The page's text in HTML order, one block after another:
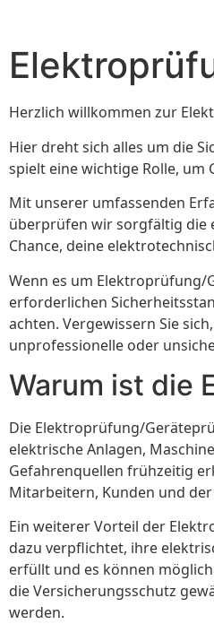
Herzlich willkommen zur
Hier dreht sich alles um die
spielt eine wichtige Rolle,
Mit unserer umfassenden
überprüfen wir sorgfältig die
Chance, deine
Wenn es um Elektroprüfung/
erforderlichen
achten. Vergewissern Sie
unprofessionelle oder
Warum ist die
Die Elektroprüfung/
elektrische Anlagen,
Gefahrenquellen frühzeitig
Mitarbeitern, Kunden und
Ein weiterer Vorteil der
dazu verpflichtet, ihre
erfüllt und es können
die Versicherungsschutz
werden.